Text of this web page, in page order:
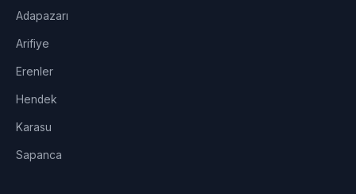
Adapazarı
Arifiye
Erenler
Hendek
Karasu
Sapanca